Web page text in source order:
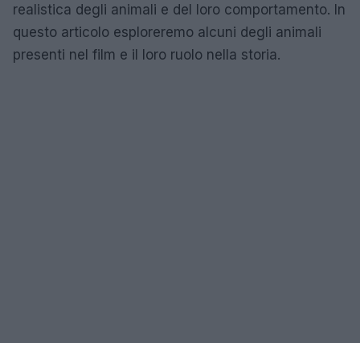
realistica degli animali e del loro comportamento. In
questo articolo esploreremo alcuni degli animali
presenti nel film e il loro ruolo nella storia.